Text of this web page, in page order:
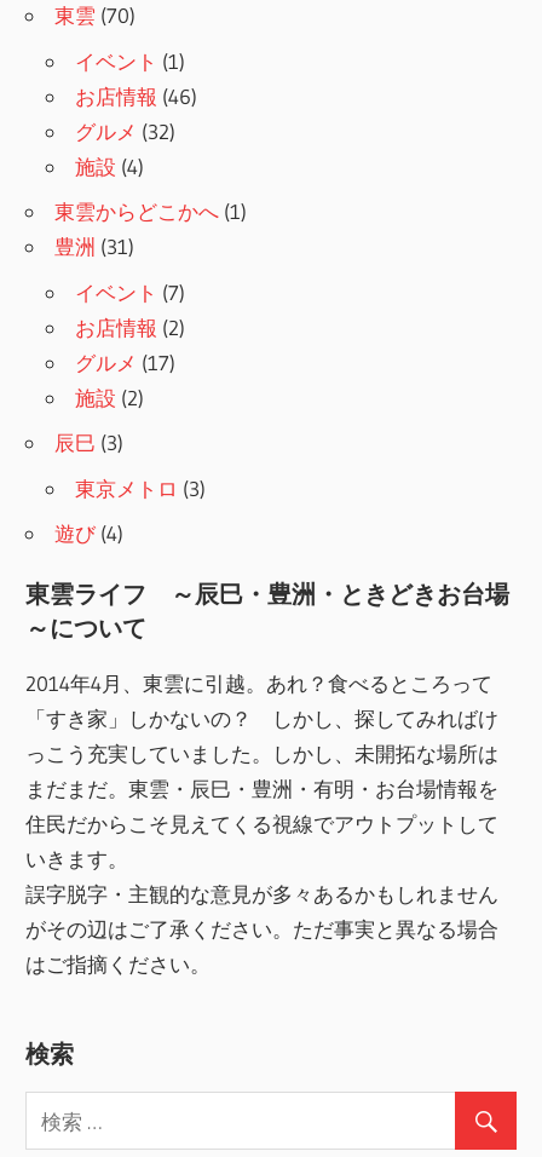
東雲 (70)
イベント (1)
お店情報 (46)
グルメ (32)
施設 (4)
東雲からどこかへ (1)
豊洲 (31)
イベント (7)
お店情報 (2)
グルメ (17)
施設 (2)
辰巳 (3)
東京メトロ (3)
遊び (4)
東雲ライフ ～辰巳・豊洲・ときどきお台場
～について
2014年4月、東雲に引越。あれ？食べるところって
「すき家」しかないの？ しかし、探してみればけ
っこう充実していました。しかし、未開拓な場所は
まだまだ。東雲・辰巳・豊洲・有明・お台場情報を
住民だからこそ見えてくる視線でアウトプットして
いきます。
誤字脱字・主観的な意見が多々あるかもしれません
がその辺はご了承ください。ただ事実と異なる場合
はご指摘ください。
検索